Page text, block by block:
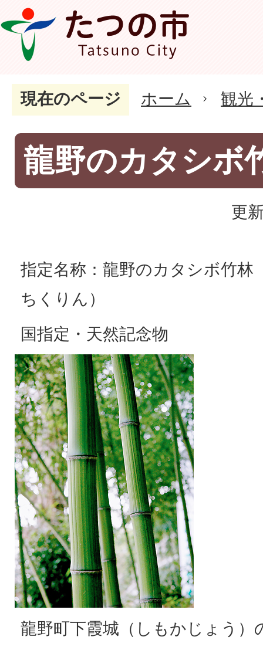
現在のページ ホーム 観光
龍野のカタシボ
更
指定名称：龍野のカタシボ竹林
ちくりん）
国指定・天然記念物
龍野町下霞城（しもかじょう）